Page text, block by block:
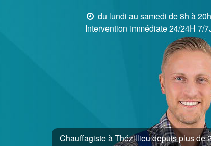
du lundi au samedi de 8h à 20h
Intervention immédiate 24/24H 7/
Chauffagiste à Thézillieu depuis plus de